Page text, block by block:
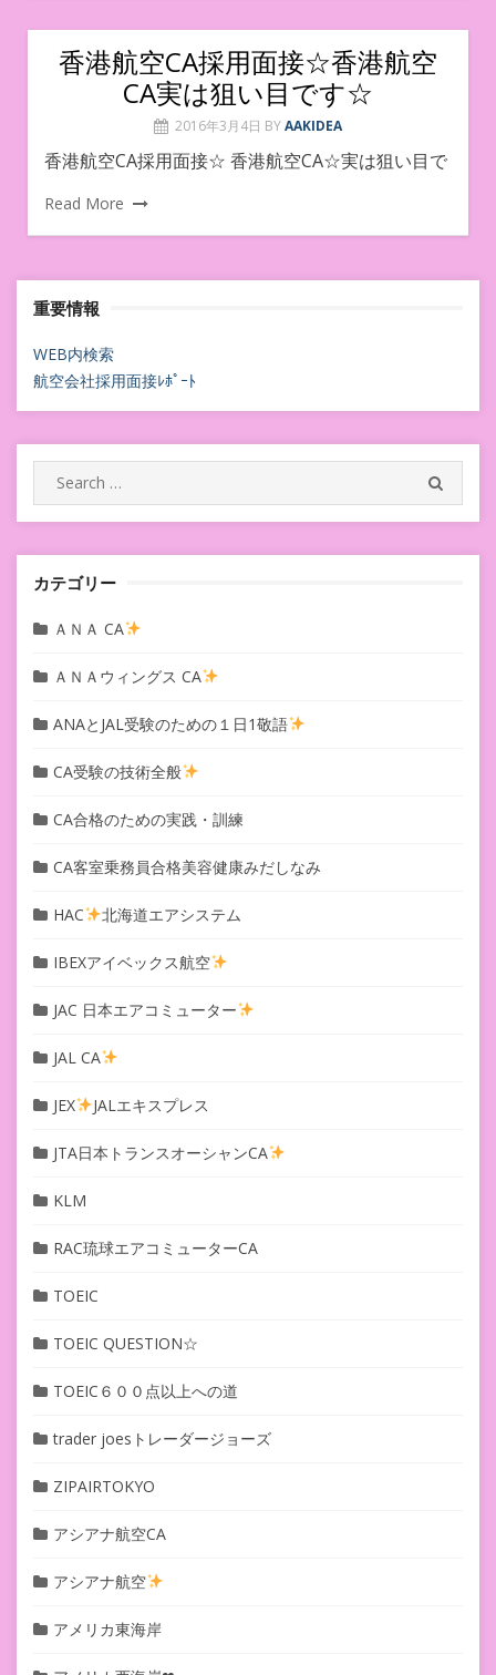
香港航空CA採用面接☆香港航空
CA実は狙い目です☆
2016年3月4日 BYAAKIDEA
香港航空CA採用面接☆ 香港航空CA☆実は狙い目で
Read More
重要情報
WEB内検索
航空会社採用面接ﾚﾎﾟｰﾄ
Search
for:
カテゴリー
ＡＮＡ CA
ＡＮＡウィングス CA
ANAとJAL受験のための１日1敬語
CA受験の技術全般
CA合格のための実践・訓練
CA客室乗務員合格美容健康みだしなみ
HAC 北海道エアシステム
IBEXアイベックス航空
JAC 日本エアコミューター
JAL CA
JEX JALエキスプレス
JTA日本トランスオーシャンCA
KLM
RAC琉球エアコミューターCA
TOEIC
TOEIC QUESTION☆
TOEIC６００点以上への道
trader joesトレーダージョーズ
ZIPAIRTOKYO
アシアナ航空CA
アシアナ航空
アメリカ東海岸